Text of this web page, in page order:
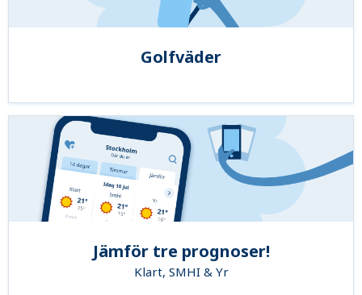
Golfväder
Jämför tre prognoser!
Klart, SMHI & Yr